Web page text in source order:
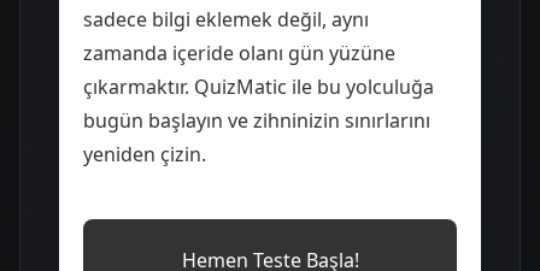
sadece bilgi eklemek değil, aynı
zamanda içeride olanı gün yüzüne
çıkarmaktır. QuizMatic ile bu yolculuğa
bugün başlayın ve zihninizin sınırlarını
yeniden çizin.
Hemen Teste Başla!